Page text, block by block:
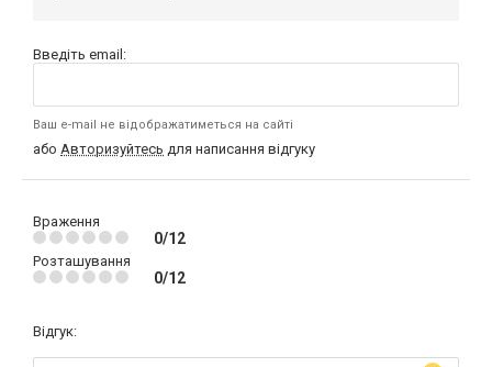
Введіть email:
Ваш e-mail не відображатиметься на сайті
або Авторизуйтесь для написання відгуку
Враження
0/12
Розташування
0/12
Відгук: